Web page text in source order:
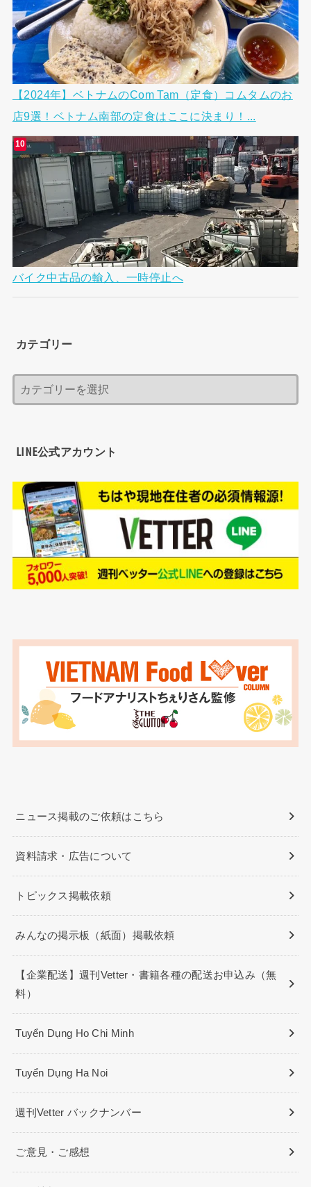
【2024年】ベトナムのCom Tam（定食）コムタムのお
店9選！ベトナム南部の定食はここに決まり！...
バイク中古品の輸入、一時停止へ
カテゴリー
LINE公式アカウント
ニュース掲載のご依頼はこちら
資料請求・広告について
トピックス掲載依頼
みんなの掲示板（紙面）掲載依頼
【企業配送】週刊Vetter・書籍各種の配送お申込み（無
料）
Tuyển Dụng Ho Chi Minh
Tuyển Dụng Ha Noi
週刊Vetter バックナンバー
ご意見・ご感想